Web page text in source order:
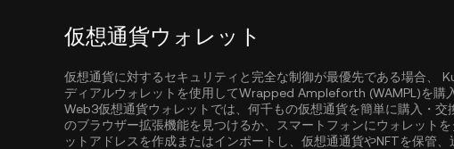
仮想通貨ウォレット
仮想通貨に対するセキュリティと完全な制御が最優先である場合、
ディアルウォレットを使用してWrapped Ampleforth (WAMPL)を購
Web3仮想通貨ウォレットでは、何千もの仮想通貨を簡単に購入・交
のブラウザー拡張機能を見つけるか、スマートフォンにウォレット
ットアドレスを作成またはインポートし、仮想通通貨やNFTを保管、